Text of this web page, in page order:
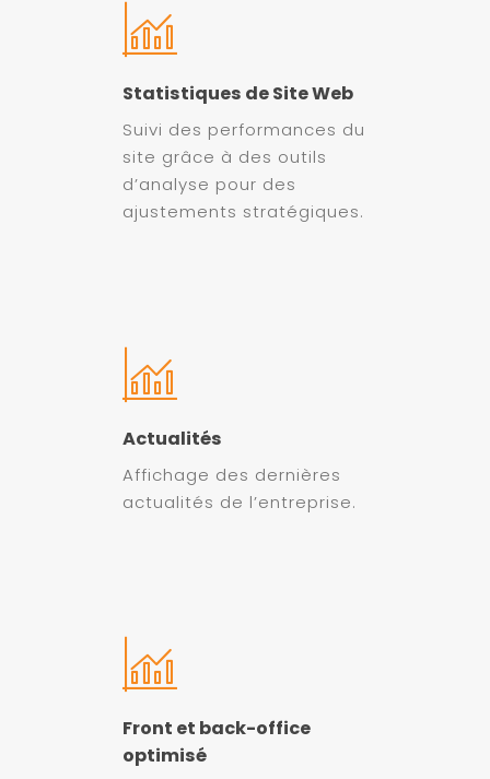
Statistiques de Site Web
Suivi des performances du
site grâce à des outils
d’analyse pour des
ajustements stratégiques.
Actualités
Affichage des dernières
actualités de l’entreprise.
Front et back-office
optimisé